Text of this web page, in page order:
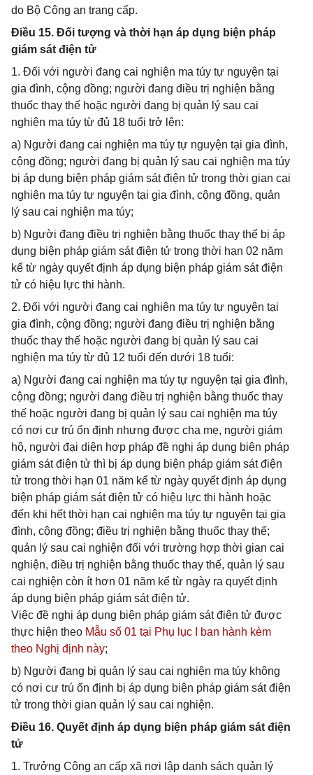
do Bộ Công an trang cấp.
Điều 15. Đối tượng và thời hạn áp dụng biện pháp
giám sát điện tử
1. Đối với người đang cai nghiện ma túy tự nguyện tại
gia đình, cộng đồng; người đang điều trị nghiện bằng
thuốc thay thế hoặc người đang bị quản lý sau cai
nghiện ma túy từ đủ 18 tuổi trở lên:
a) Người đang cai nghiện ma túy tự nguyện tại gia đình,
cộng đồng; người đang bị quản lý sau cai nghiện ma túy
bị áp dụng biện pháp giám sát điện tử trong thời gian cai
nghiện ma túy tự nguyện tại gia đình, cộng đồng, quản
lý sau cai nghiện ma túy;
b) Người đang điều trị nghiện bằng thuốc thay thế bị áp
dụng biện pháp giám sát điện tử trong thời hạn 02 năm
kể từ ngày quyết định áp dụng biện pháp giám sát điện
tử có hiệu lực thi hành.
2. Đối với người đang cai nghiện ma túy tự nguyện tại
gia đình, cộng đồng; người đang điều trị nghiện bằng
thuốc thay thế hoặc người đang bị quản lý sau cai
nghiện ma túy từ đủ 12 tuổi đến dưới 18 tuổi:
a) Người đang cai nghiện ma túy tự nguyện tại gia đình,
cộng đồng; người đang điều trị nghiện bằng thuốc thay
thế hoặc người đang bị quản lý sau cai nghiện ma túy
có nơi cư trú ổn định nhưng được cha mẹ, người giám
hộ, người đại diện hợp pháp đề nghị áp dụng biện pháp
giám sát điện tử thì bị áp dụng biện pháp giám sát điện
tử trong thời hạn 01 năm kể từ ngày quyết định áp dụng
biện pháp giám sát điện tử có hiệu lực thi hành hoặc
đến khi hết thời hạn cai nghiện ma túy tự nguyện tại gia
đình, cộng đồng; điều trị nghiện bằng thuốc thay thế;
quản lý sau cai nghiện đối với trường hợp thời gian cai
nghiện, điều trị nghiện bằng thuốc thay thế, quản lý sau
cai nghiện còn ít hơn 01 năm kể từ ngày ra quyết định
áp dụng biện pháp giám sát điện tử.
Việc đề nghị áp dụng biện pháp giám sát điện tử được
thực hiện theo Mẫu số 01 tại Phụ lục I ban hành kèm
theo Nghị định này;
b) Người đang bị quản lý sau cai nghiện ma túy không
có nơi cư trú ổn định bị áp dụng biện pháp giám sát điện
tử trong thời gian quản lý sau cai nghiện.
Điều 16. Quyết định áp dụng biện pháp giám sát điện
tử
1. Trưởng Công an cấp xã nơi lập danh sách quản lý